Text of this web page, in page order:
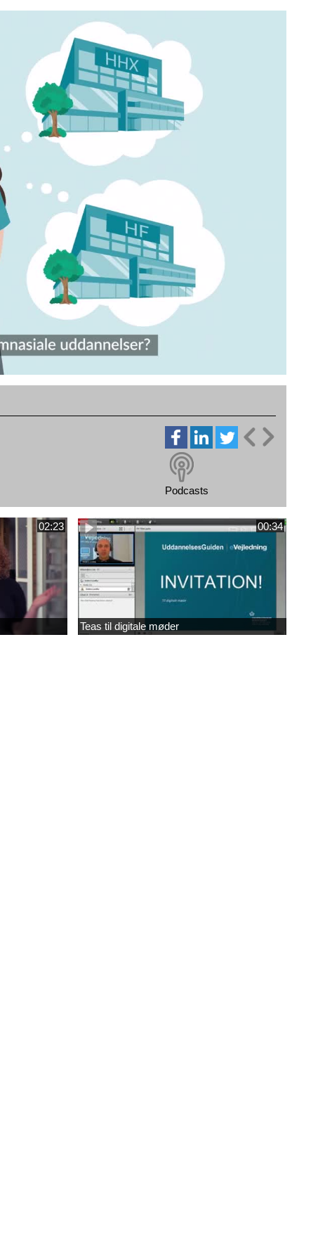
Podcasts
02:23 00:34
Teas til digitale møder